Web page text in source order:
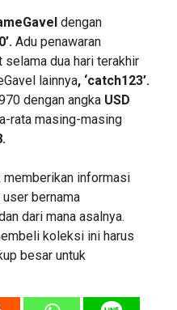
dengan
Adu penawaran
dua hari terakhir
lainnya, ‘catch123’.
dengan angka USD
rata masing-masing
memberikan informasi
bernama
dari mana asalnya.
koleksi ini harus
besar untuk